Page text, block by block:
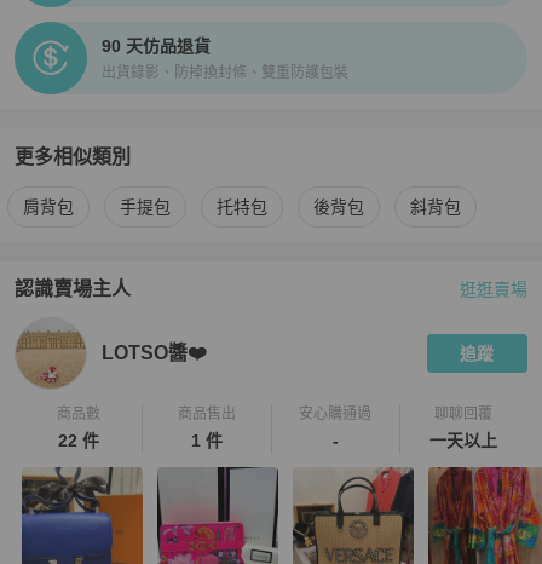
90 天仿品退貨
出貨錄影、防掉換封條、雙重防護包裝
更多相似類別
更多Cartier 女包相似商品推薦
肩背包 手提包 托特包 後背包 斜背包
認識賣場主人
PopChill 拍拍圈嚴選賣家
逛逛賣場
LOTSO醬❤️ 追蹤
商品數
22 件
商品售出
1 件
安心購通過
-
聊聊回覆
一天以上